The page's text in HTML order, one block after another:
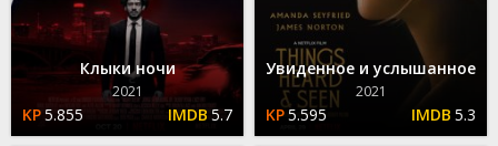
Клыки ночи
2021
5.855 5.7
Увиденное и услышанное
2021
5.595 5.3